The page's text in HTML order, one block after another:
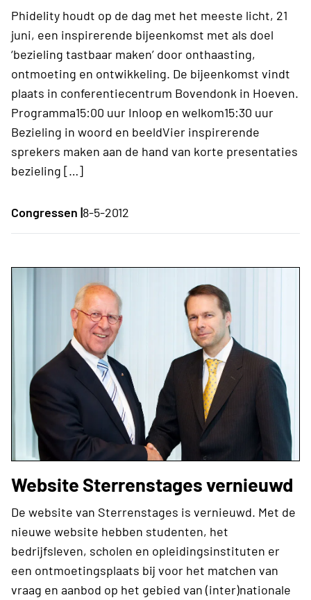
Phidelity houdt op de dag met het meeste licht, 21
juni, een inspirerende bijeenkomst met als doel
‘bezieling tastbaar maken’ door onthaasting,
ontmoeting en ontwikkeling. De bijeenkomst vindt
plaats in conferentiecentrum Bovendonk in Hoeven.
Programma15:00 uur Inloop en welkom15:30 uur
Bezieling in woord en beeldVier inspirerende
sprekers maken aan de hand van korte presentaties
bezieling […]
Congressen |8-5-2012
Website Sterrenstages vernieuwd
De website van Sterrenstages is vernieuwd. Met de
nieuwe website hebben studenten, het
bedrijfsleven, scholen en opleidingsinstituten er
een ontmoetingsplaats bij voor het matchen van
vraag en aanbod op het gebied van (inter)nationale